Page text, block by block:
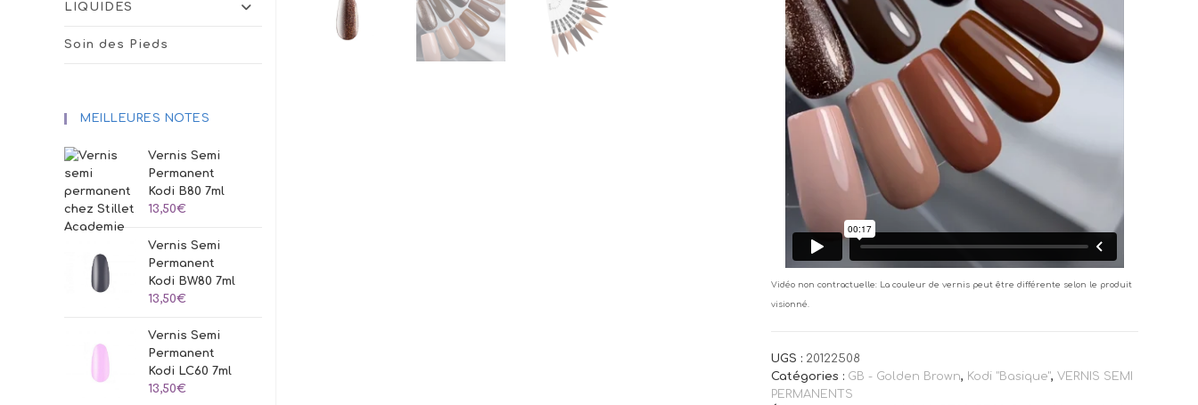
Vidéo non contractuelle: La couleur de vernis peut être différente selon le produit
visionné.
UGS : 20122508
Catégories : GB - Golden Brown, Kodi "Basique", VERNIS SEMI
PERMANENTS
LIQUIDES
Soin des Pieds
MEILLEURES NOTES
Vernis Semi
Permanent
Kodi B80 7ml
13,50€
Vernis Semi
Permanent
Kodi BW80 7ml
13,50€
Vernis Semi
Permanent
Kodi LC60 7ml
13,50€